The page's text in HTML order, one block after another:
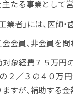
たる事業として
工業者」には、医
会会員、非会員を
対象経費７５万
２／３の４０万
すが、補助する